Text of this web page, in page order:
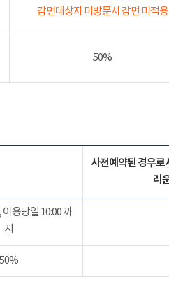
감면대상자 미방문시 감면 미적용
50%
사전예약된 경우로
리
용당일 10:00 까
지
50%